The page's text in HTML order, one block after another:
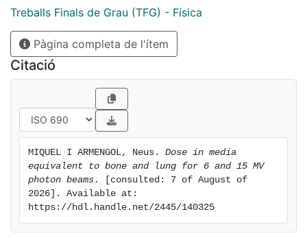
Treballs Finals de Grau (TFG) - Física
Pàgina completa de l'ítem
Citació
MIQUEL I ARMENGOL, Neus. Dose in media
equivalent to bone and lung for 6 and 15 MV
photon beams.
[consulted: 7 of August of
2026]. Available at:
https://hdl.handle.net/2445/140325